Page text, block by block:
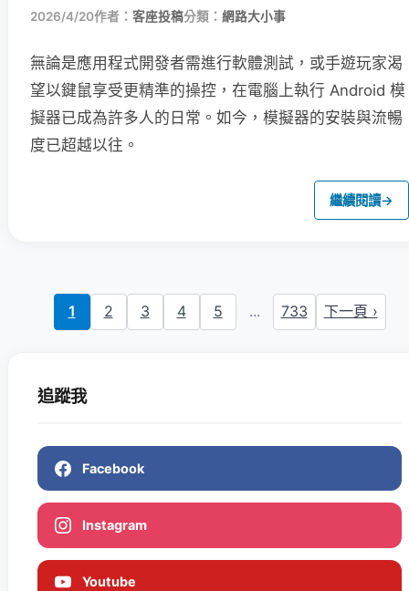
2026/4/20作者： 客座投稿分類： 網路大小事
無論是應用程式開發者需進行軟體測試，或手遊玩家渴
望以鍵鼠享受更精準的操控，在電腦上執行 Android 模
擬器已成為許多人的日常。如今，模擬器的安裝與流暢
度已超越以往。
繼續閱讀→
1 2 3 4 5 ... 733 下一頁 ›
追蹤我
Facebook
Instagram
Youtube